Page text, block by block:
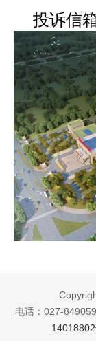
投诉信
电话：027-
14018802